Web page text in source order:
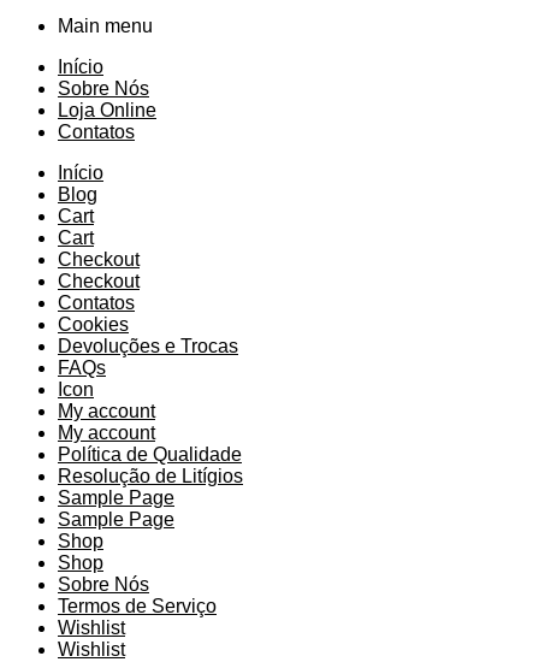
Main menu
Início
Sobre Nós
Loja Online
Contatos
Início
Blog
Cart
Cart
Checkout
Checkout
Contatos
Cookies
Devoluções e Trocas
FAQs
Icon
My account
My account
Política de Qualidade
Resolução de Litígios
Sample Page
Sample Page
Shop
Shop
Sobre Nós
Termos de Serviço
Wishlist
Wishlist